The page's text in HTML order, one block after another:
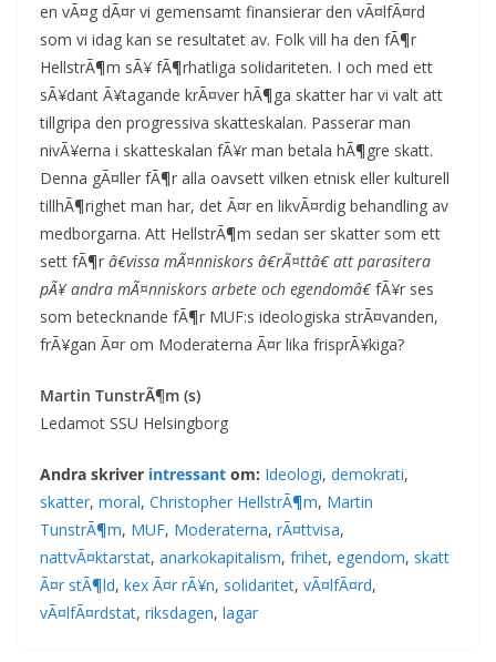
en vÃ¤g dÃ¤r vi gemensamt finansierar den vÃ¤lfÃ¤rd
som vi idag kan se resultatet av. Folk vill ha den fÃ¶r
HellstrÃ¶m sÃ¥ fÃ¶rhatliga solidariteten. I och med ett
sÃ¥dant Ã¥tagande krÃ¤ver hÃ¶ga skatter har vi valt att
tillgripa den progressiva skatteskalan. Passerar man
nivÃ¥erna i skatteskalan fÃ¥r man betala hÃ¶gre skatt.
Denna gÃ¤ller fÃ¶r alla oavsett vilken etnisk eller kulturell
tillhÃ¶righet man har, det Ã¤r en likvÃ¤rdig behandling av
medborgarna. Att HellstrÃ¶m sedan ser skatter som ett
sett fÃ¶r â€vissa mÃ¤nniskors â€rÃ¤ttâ€ att parasitera
pÃ¥ andra mÃ¤nniskors arbete och egendomâ€fÃ¥r ses
som betecknande fÃ¶r MUF:s ideologiska strÃ¤vanden,
frÃ¥gan Ã¤r om Moderaterna Ã¤r lika frisprÃ¥kiga?
Martin TunstrÃ¶m (s)
Ledamot SSU Helsingborg
Andra skriver intressant om: Ideologi, demokrati,
skatter, moral, Christopher HellstrÃ¶m, Martin
TunstrÃ¶m, MUF, Moderaterna, rÃ¤ttvisa,
nattvÃ¤ktarstat, anarkokapitalism, frihet, egendom, skatt
Ã¤r stÃ¶ld, kex Ã¤r rÃ¥n, solidaritet, vÃ¤lfÃ¤rd,
vÃ¤lfÃ¤rdstat, riksdagen, lagar